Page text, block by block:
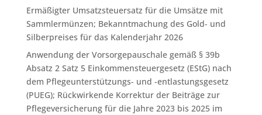
Ermäßigter Umsatzsteuersatz für die Umsätze mit
Sammlermünzen; Bekanntmachung des Gold- und
Silberpreises für das Kalenderjahr 2026
Anwendung der Vorsorgepauschale gemäß § 39b
Absatz 2 Satz 5 Einkommensteuergesetz (EStG) nach
dem Pflegeunterstützungs- und -entlastungsgesetz
(PUEG); Rückwirkende Korrektur der Beiträge zur
Pflegeversicherung für die Jahre 2023 bis 2025 im